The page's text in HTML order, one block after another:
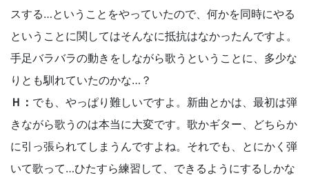
スする…ということをやっていたので、何かを同時にやる
ということに関してはそんなに抵抗はなかったんですよ。
手足バラバラの動きをしながら歌うということに、多少な
りとも馴れていたのかな…？
Ｈ： でも、やっぱり難しいですよ。新曲とかは、最初は弾
きながら歌うのは本当に大変です。歌かギター、どちらか
に引っ張られてしまうんですよね。それでも、とにかく弾
いて歌って…ひたすら練習して、できるようにするしかな